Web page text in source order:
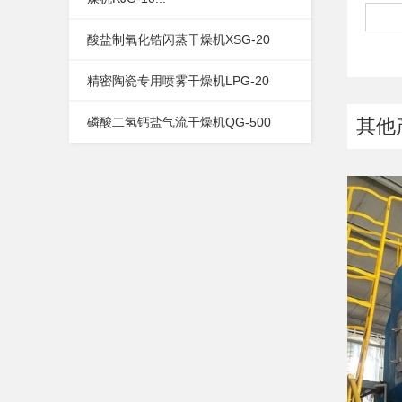
酸盐制氧化锆闪蒸干燥机XSG-20
精密陶瓷专用喷雾干燥机LPG-20
磷酸二氢钙盐气流干燥机QG-500 其他